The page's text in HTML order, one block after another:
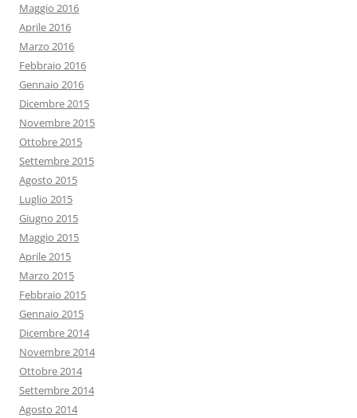
Maggio 2016
Aprile 2016
Marzo 2016
Febbraio 2016
Gennaio 2016
Dicembre 2015
Novembre 2015
Ottobre 2015
Settembre 2015
Agosto 2015
Luglio 2015
Giugno 2015
Maggio 2015
Aprile 2015
Marzo 2015
Febbraio 2015
Gennaio 2015
Dicembre 2014
Novembre 2014
Ottobre 2014
Settembre 2014
Agosto 2014